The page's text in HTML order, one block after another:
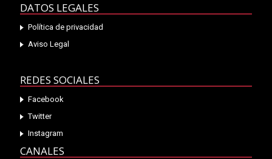
DATOS LEGALES
Política de privacidad
Aviso Legal
REDES SOCIALES
Facebook
Twitter
Instagram
CANALES